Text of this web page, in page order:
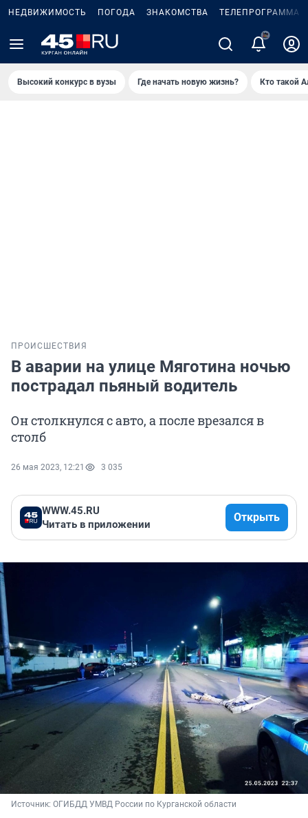
НЕДВИЖИМОСТЬ ПОГОДА ЗНАКОМСТВА ТЕЛЕПРОГРАММА
2
Высокий конкурс в вузы Где начать новую жизнь? Кто такой
ПРОИСШЕСТВИЯ
В аварии на улице Мяготина ночью
пострадал пьяный водитель
Он столкнулся с авто, а после врезался в
столб
26 мая 2023, 12:21 3 035
WWW.45.RU
Читать в приложении
Открыть
Источник: ОГИБДД УМВД России по Курганской области